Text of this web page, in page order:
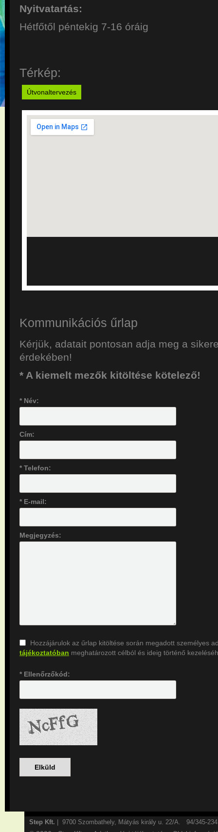
Nyitvatartás:
Hétfőtől péntekig 7-16 óráig
Térkép:
Útvonaltervezés
Kommunikációs űrlap
Kérjük, adatait pontosan adja meg a
érdekében!
* A kiemelt mezők kitöltése kötelező!
* Név:
Cím:
* Telefon:
* E-mail:
Megjegyzés:
Hozzájárulok az űrlap kitöltése során megadott személyes
tájékoztatóban meghatározott célból és ideig történő
* Ellenőrzőkód:
Step Kft. | 9700 Szombathely, Mátyás király u. 22/A. 94/345-